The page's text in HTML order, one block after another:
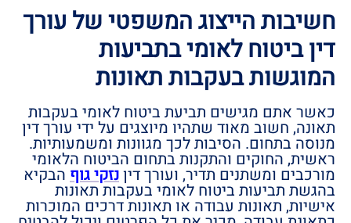
חשיבות הייצוג המשפטי של עורך
דין ביטוח לאומי בתביעות
המוגשות בעקבות תאונות
כאשר אתם מגישים תביעת ביטוח לאומי בעקבות
תאונה, חשוב מאוד שתהיו מיוצגים על ידי עורך דין
מנוסה בתחום. הסיבות לכך מגוונות ומשמעותיות.
ראשית, החוקים והתקנות בתחום הביטוח הלאומי
מורכבים ומשתנים תדיר, ועורך דיןנזקי גוף הבקיא
בהגשת תביעות ביטוח לאומי בעקבות תאונות
אישיות, תאונות עבודה או תאונות דרכים המוכרות